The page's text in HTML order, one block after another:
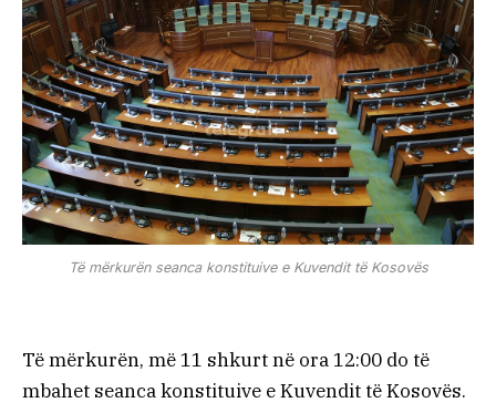
Të mërkurën seanca konstituive e Kuvendit të Kosovës
Të mërkurën, më 11 shkurt në ora 12:00 do të
mbahet seanca konstituive e Kuvendit të Kosovës.